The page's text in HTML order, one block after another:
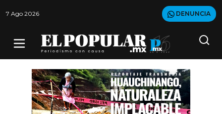
7 Ago 2026 DENUNCIA